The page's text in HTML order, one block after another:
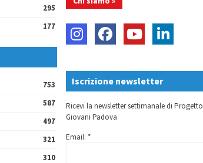
295
177
753
587
497
321
310
Iscrizione newsletter
Ricevi la newsletter settimanale di Progetto
Giovani Padova
Email: *